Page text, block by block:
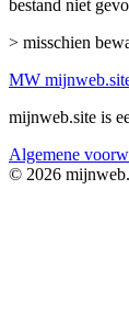
bestand niet
> misschien
MW mijnweb
mijnweb.site is
Algemene
© 2026